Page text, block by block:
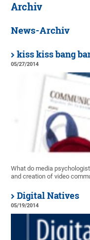
Archiv
News-Archiv
kiss kiss bang
05/27/2014
What do media
and creation of video
Digital Natives
05/19/2014